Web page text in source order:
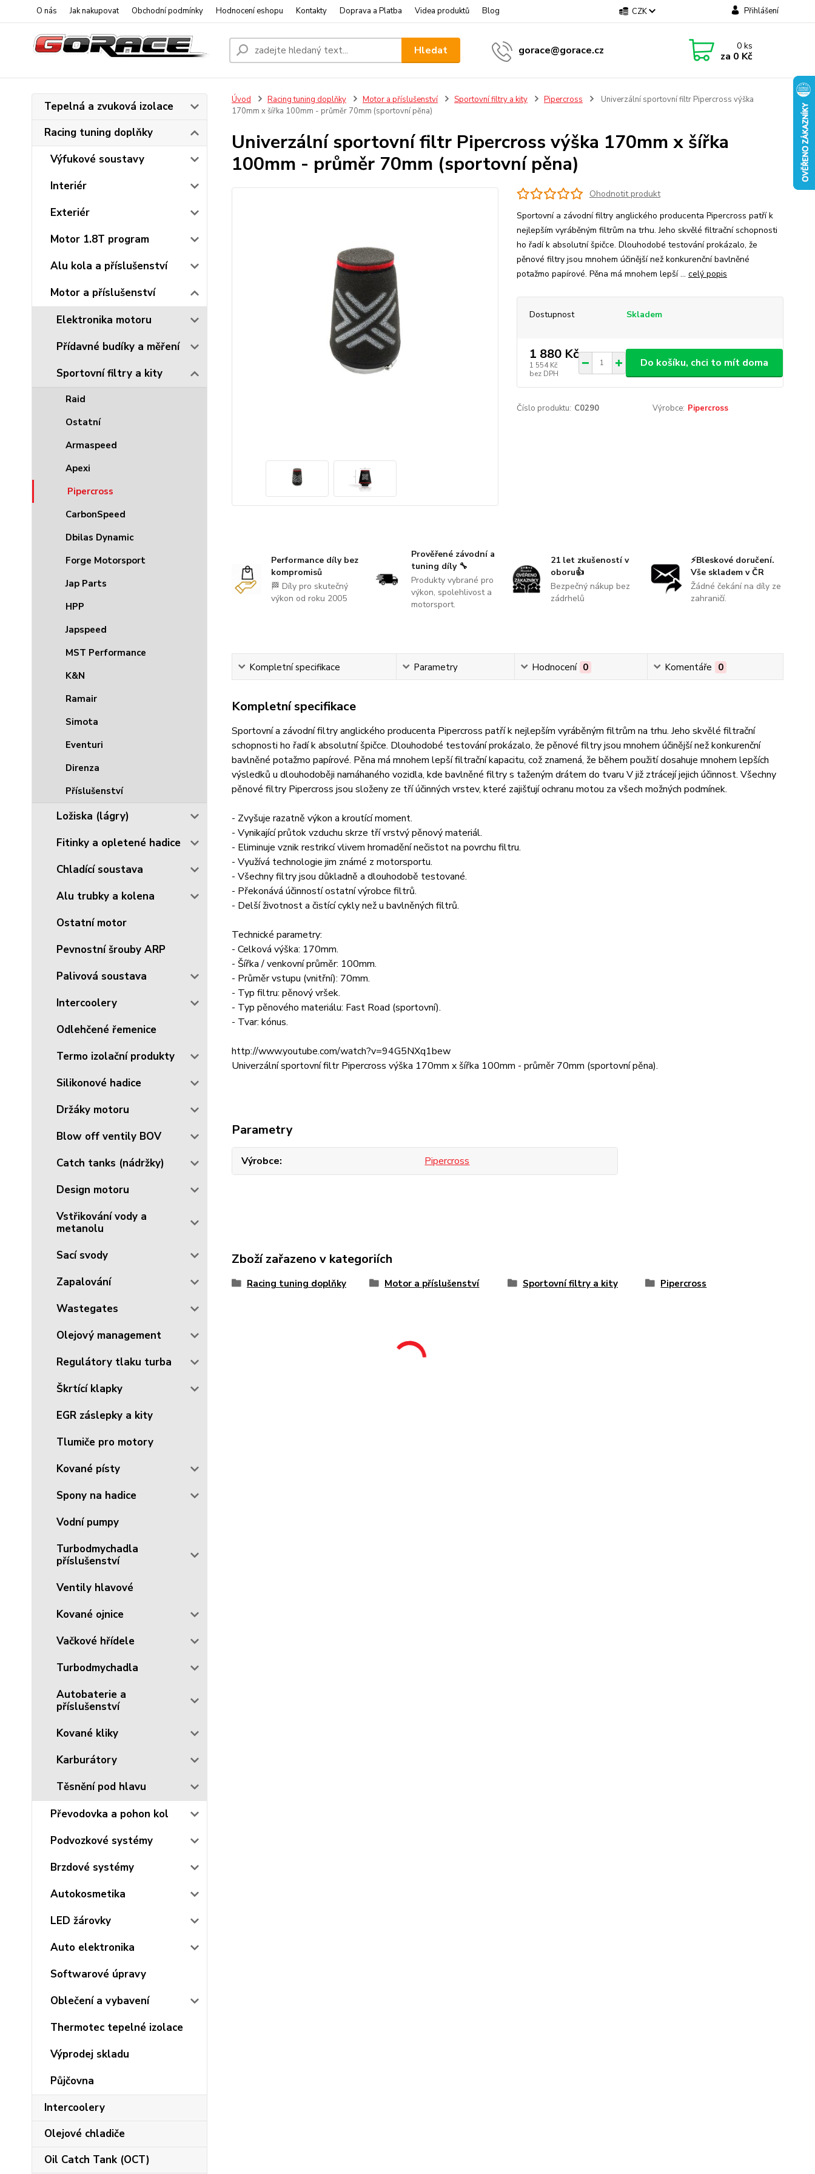
O nás Jak nakupovat Obchodní podmínky Hodnocení eshopu Kontakty Doprava a Platba Videa produktů Blog CZK Přihlášení
Hledat gorace@gorace.cz 0ks
za 0 Kč
Tepelná a zvuková izolace
Racing tuning doplňky
Výfukové soustavy
Interiér
Exteriér
Motor 1.8T program
Alu kola a příslušenství
Motor a příslušenství
Elektronika motoru
Přídavné budíky a měření
Sportovní filtry a kity
Raid
Ostatní
Armaspeed
Apexi
Pipercross
CarbonSpeed
Dbilas Dynamic
Forge Motorsport
Jap Parts
HPP
Japspeed
MST Performance
K&N
Ramair
Simota
Eventuri
Direnza
Příslušenství
Ložiska (lágry)
Fitinky a opletené hadice
Chladící soustava
Alu trubky a kolena
Ostatní motor
Pevnostní šrouby ARP
Palivová soustava
Intercoolery
Odlehčené řemenice
Termo izolační produkty
Silikonové hadice
Držáky motoru
Blow off ventily BOV
Catch tanks (nádržky)
Design motoru
Vstřikování vody a
metanolu
Sací svody
Zapalování
Wastegates
Olejový management
Regulátory tlaku turba
Škrtící klapky
EGR záslepky a kity
Tlumiče pro motory
Kované písty
Spony na hadice
Vodní pumpy
Turbodmychadla
příslušenství
Ventily hlavové
Kované ojnice
Vačkové hřídele
Turbodmychadla
Autobaterie a
příslušenství
Kované kliky
Karburátory
Těsnění pod hlavu
Převodovka a pohon kol
Podvozkové systémy
Brzdové systémy
Autokosmetika
LED žárovky
Auto elektronika
Softwarové úpravy
Oblečení a vybavení
Thermotec tepelné izolace
Výprodej skladu
Půjčovna
Intercoolery
Olejové chladiče
Oil Catch Tank (OCT)
Úvod Racing tuning doplňky Motor a příslušenství Sportovní filtry a kity Pipercross
Univerzální sportovní filtr Pipercross výška
170mm x šířka 100mm - průměr 70mm (sportovní pěna)
Univerzální sportovní filtr Pipercross výška 170mm x šířka
100mm - průměr 70mm (sportovní pěna)
Ohodnotit produkt
Sportovní a závodní filtry anglického producenta Pipercross patří k
nejlepším vyráběným filtrům na trhu. Jeho skvělé filtrační schopnosti
ho řadí k absolutní špičce. Dlouhodobé testování prokázalo, že
pěnové filtry jsou mnohem účinější než konkurenční bavlněné
potažmo papírové. Pěna má mnohem lepší ... celý popis
Dostupnost Skladem
1 880 Kč
1 554 Kč
bez DPH
Do košíku, chci to mít doma
Číslo produktu: C0290 Výrobce: Pipercross
Performance díly bez
kompromisů
🏁 Díly pro skutečný
výkon od roku 2005
Prověřené závodní a
tuning díly 🔧
Produkty vybrané pro
výkon, spolehlivost a
motorsport.
21 let zkušeností v
oboru👍
Bezpečný nákup bez
zádrhelů
⚡Bleskové doručení.
Vše skladem v ČR
Žádné čekání na díly ze
zahraničí.
Kompletní specifikace Parametry Hodnocení 0 Komentáře 0
Kompletní specifikace
Sportovní a závodní filtry anglického producenta Pipercross patří k nejlepším vyráběným filtrům na trhu. Jeho skvělé filtrační
schopnosti ho řadí k absolutní špičce. Dlouhodobé testování prokázalo, že pěnové filtry jsou mnohem účinější než konkurenční
bavlněné potažmo papírové. Pěna má mnohem lepší filtrační kapacitu, což znamená, že během použití dosahuje mnohem lepších
výsledků u dlouhodoběji namáhaného vozidla, kde bavlněné filtry s taženým drátem do tvaru V již ztrácejí jejich účinnost. Všechny
pěnové filtry Pipercross jsou složeny ze tří účinných vrstev, které zajišťují ochranu motou za všech možných podmínek.
- Zvyšuje razatně výkon a kroutící moment.
- Vynikající průtok vzduchu skrze tří vrstvý pěnový materiál.
- Eliminuje vznik restrikcí vlivem hromadění nečistot na povrchu filtru.
- Využívá technologie jim známé z motorsportu.
- Všechny filtry jsou důkladně a dlouhodobě testované.
- Překonává účinností ostatní výrobce filtrů.
- Delší životnost a čistící cykly než u bavlněných filtrů.
Technické parametry:
- Celková výška: 170mm.
- Šířka / venkovní průměr: 100mm.
- Průměr vstupu (vnitřní): 70mm.
- Typ filtru: pěnový vršek.
- Typ pěnového materiálu: Fast Road (sportovní).
- Tvar: kónus.
http://www.youtube.com/watch?v=94G5NXq1bew
Univerzální sportovní filtr Pipercross výška 170mm x šířka 100mm - průměr 70mm (sportovní pěna).
Parametry
Výrobce Pipercross
Zboží zařazeno v kategoriích
Racing tuning doplňky Motor a příslušenství Sportovní filtry a kity Pipercross